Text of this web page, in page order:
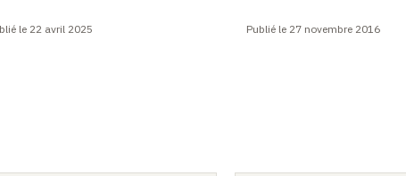
le 22 avril 2025 Publié le 27 novembre 2016